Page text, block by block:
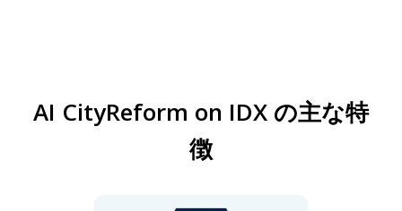
AI CityReform on IDX の主な特
徴